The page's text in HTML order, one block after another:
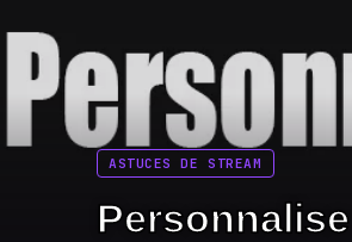
ASTUCES DE STREAM